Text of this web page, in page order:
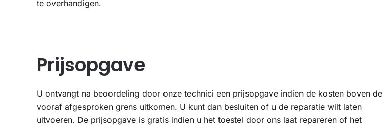
te overhandigen.
Prijsopgave
U ontvangt na beoordeling door onze technici een prijsopgave indien de kosten boven de
vooraf afgesproken grens uitkomen. U kunt dan besluiten of u de reparatie wilt laten
uitvoeren. De prijsopgave is gratis indien u het toestel door ons laat repareren of het